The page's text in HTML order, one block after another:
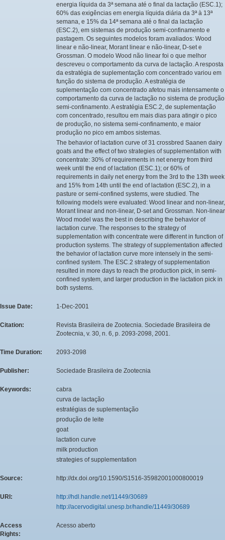
energia líquida da 3ª semana até o final da lactação (ESC.1);
60% das exigências em energia líquida diária da 3ª à 13ª
semana, e 15% da 14ª semana até o final da lactação
(ESC.2), em sistemas de produção semi-confinamento e
pastagem. Os seguintes modelos foram avaliados: Wood
linear e não-linear, Morant linear e não-linear, D-set e
Grossman. O modelo Wood não linear foi o que melhor
descreveu o comportamento da curva de lactação. A resposta
da estratégia de suplementação com concentrado variou em
função do sistema de produção. A estratégia de
suplementação com concentrado afetou mais intensamente o
comportamento da curva de lactação no sistema de produção
semi-confinamento. A estratégia ESC.2, de suplementação
com concentrado, resultou em mais dias para atingir o pico
de produção, no sistema semi-confinamento, e maior
produção no pico em ambos sistemas.
The behavior of lactation curve of 31 crossbred Saanen dairy
goats and the effect of two strategies of supplementation with
concentrate: 30% of requirements in net energy from third
week until the end of lactation (ESC.1); or 60% of
requirements in daily net energy from the 3rd to the 13th week
and 15% from 14th until the end of lactation (ESC.2), in a
pasture or semi-confined systems, were studied. The
following models were evaluated: Wood linear and non-linear,
Morant linear and non-linear, D-set and Grossman. Non-linear
Wood model was the best in describing the behavior of
lactation curve. The responses to the strategy of
supplementation with concentrate were different in function of
production systems. The strategy of supplementation affected
the behavior of lactation curve more intensely in the semi-
confined system. The ESC.2 strategy of supplementation
resulted in more days to reach the production pick, in semi-
confined system, and larger production in the lactation pick in
both systems.
Issue Date: 1-Dec-2001
Citation:
Revista Brasileira de Zootecnia. Sociedade Brasileira de
Zootecnia, v. 30, n. 6, p. 2093-2098, 2001.
Time Duration: 2093-2098
Publisher: Sociedade Brasileira de Zootecnia
Keywords:
cabra
curva de lactação
estratégias de suplementação
produção de leite
goat
lactation curve
milk production
strategies of supplementation
Source: http://dx.doi.org/10.1590/S1516-35982001000800019
URI:
http://hdl.handle.net/11449/30689
http://acervodigital.unesp.br/handle/11449/30689
Access
Rights:
Acesso aberto